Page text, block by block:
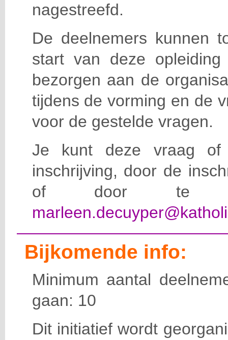
nagestreefd.
De deelnemers kunnen
start van deze
bezorgen aan de
tijdens de vorming en de
voor de gestelde vragen.
Je kunt deze vraag of
inschrijving, door de
of door te e-
Bijkomende info:
Minimum aantal
gaan: 10
Dit initiatief wordt